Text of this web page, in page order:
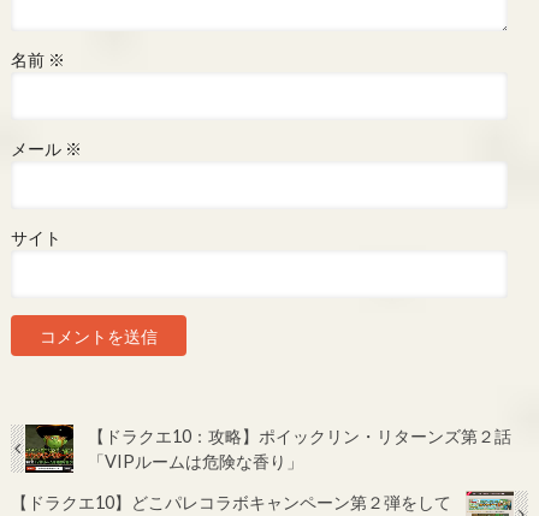
名前 ※
メール ※
サイト
【ドラクエ10：攻略】ポイックリン・リターンズ第２話
「VIPルームは危険な香り」
【ドラクエ10】どこパレコラボキャンペーン第２弾をして